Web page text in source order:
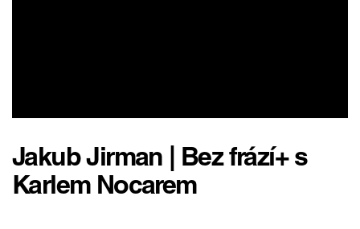
Jakub Jirman | Bez frází+ s
Karlem Nocarem